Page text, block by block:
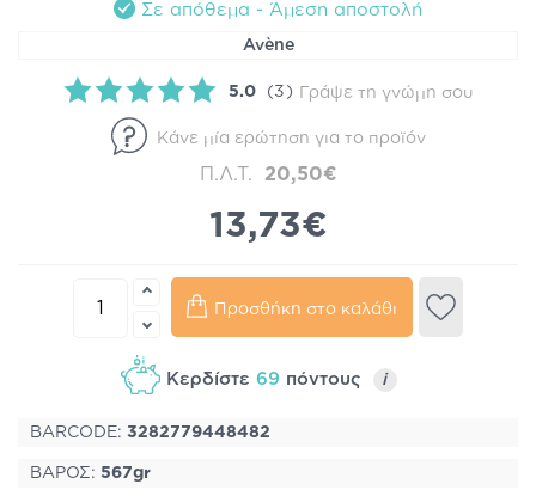
Σε απόθεμα - Άμεση αποστολή
Avène
5.0 (3) Γράψε τη γνώμη σου
Κάνε μία ερώτηση για το προϊόν
Π.Λ.Τ. 20,50€
13,73€
Προσθήκη στο καλάθι
Κερδίστε 69 πόντους i
BARCODE: 3282779448482
ΒΑΡΟΣ: 567gr